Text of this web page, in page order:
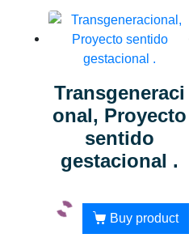
Transgeneraci
onal, Proyecto
sentido
gestacional .
Buy product